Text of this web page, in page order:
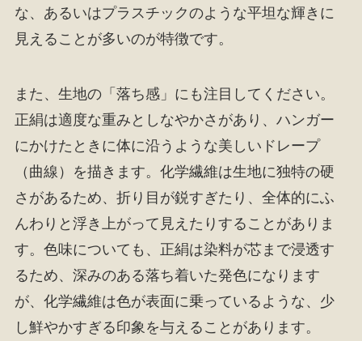
な、あるいはプラスチックのような平坦な輝きに
見えることが多いのが特徴です。
また、生地の「落ち感」にも注目してください。
正絹は適度な重みとしなやかさがあり、ハンガー
にかけたときに体に沿うような美しいドレープ
（曲線）を描きます。化学繊維は生地に独特の硬
さがあるため、折り目が鋭すぎたり、全体的にふ
んわりと浮き上がって見えたりすることがありま
す。色味についても、正絹は染料が芯まで浸透す
るため、深みのある落ち着いた発色になります
が、化学繊維は色が表面に乗っているような、少
し鮮やかすぎる印象を与えることがあります。